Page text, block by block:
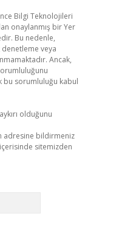
Bilgi Teknolojileri
onaylanmış bir Yer
Bu nedenle,
veya
Ancak,
bu sorumluluğu kabul
olduğunu
adresine bildirmeniz
sitemizden